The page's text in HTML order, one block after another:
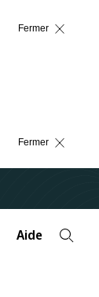
Fermer
Fermer
Aide